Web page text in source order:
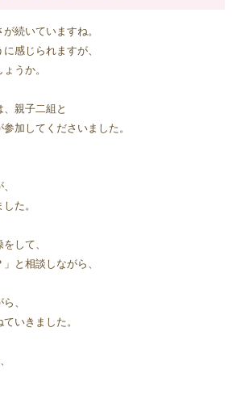
続いていますね。
感じられますが、
うか。
親子二組と
加してくださいました。
た。
して、
と相談しながら、
、
いきました。